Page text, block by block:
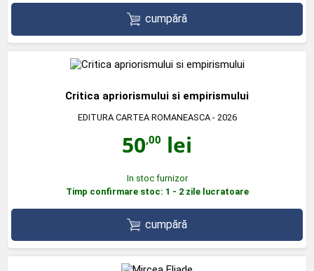
cumpără
Critica apriorismului si empirismului
EDITURA CARTEA ROMANEASCA- 2026
50,00 lei
In stoc furnizor
Timp confirmare stoc: 1 - 2 zile lucratoare
cumpără